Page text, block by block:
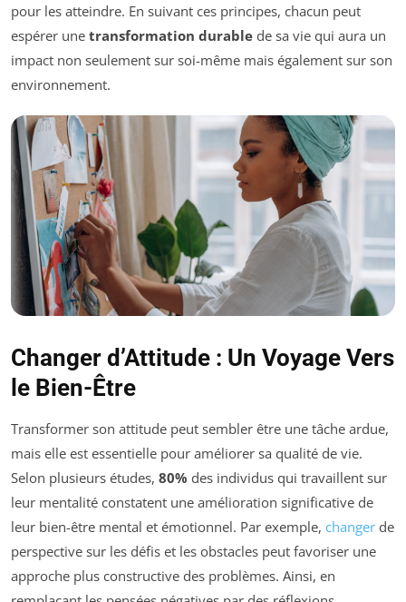
pour les atteindre. En suivant ces principes, chacun peut
espérer une transformation durable de sa vie qui aura un
impact non seulement sur soi-même mais également sur son
environnement.
Changer d’Attitude : Un Voyage Vers
le Bien-Être
Transformer son attitude peut sembler être une tâche ardue,
mais elle est essentielle pour améliorer sa qualité de vie.
Selon plusieurs études, 80% des individus qui travaillent sur
leur mentalité constatent une amélioration significative de
leur bien-être mental et émotionnel. Par exemple, changer de
perspective sur les défis et les obstacles peut favoriser une
approche plus constructive des problèmes. Ainsi, en